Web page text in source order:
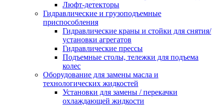
Люфт-детекторы
Гидравлические и грузоподъемные
приспособления
Гидравлические краны и стойки для снятия/
установки агрегатов
Гидравлические прессы
Подъемные столы, тележки для подъема
колес
Оборудование для замены масла и
технологических жидкостей
Установки для замены / перекачки
охлаждающей жидкости